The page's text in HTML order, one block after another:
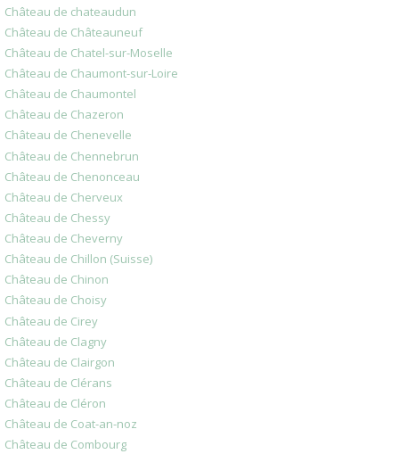
Château de chateaudun
Château de Châteauneuf
Château de Chatel-sur-Moselle
Château de Chaumont-sur-Loire
Château de Chaumontel
Château de Chazeron
Château de Chenevelle
Château de Chennebrun
Château de Chenonceau
Château de Cherveux
Château de Chessy
Château de Cheverny
Château de Chillon (Suisse)
Château de Chinon
Château de Choisy
Château de Cirey
Château de Clagny
Château de Clairgon
Château de Clérans
Château de Cléron
Château de Coat-an-noz
Château de Combourg